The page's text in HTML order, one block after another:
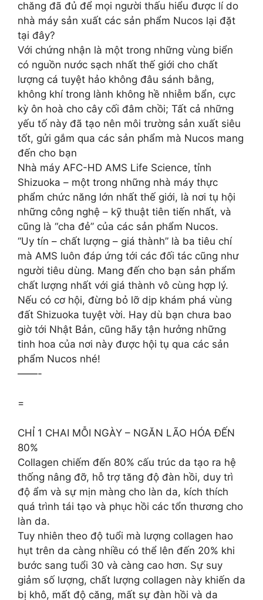
chăng đã đủ để mọi người thấu hiểu được lí do
nhà máy sản xuất các sản phẩm Nucos lại đặt
tại đây?
Với chứng nhận là một trong những vùng biển
có nguồn nước sạch nhất thế giới cho chất
lượng cá tuyệt hảo không đâu sánh bằng,
không khí trong lành không hề nhiễm bẩn, cực
kỳ ôn hoà cho cây cối đâm chồi; Tất cả những
yếu tố này đã tạo nên môi trường sản xuất siêu
tốt, gửi gắm qua các sản phẩm mà Nucos mang
đến cho bạn
Nhà máy AFC-HD AMS Life Science, tỉnh
Shizuoka – một trong những nhà máy thực
phẩm chức năng lớn nhất thế giới, là nơi tụ hội
những công nghệ – kỹ thuật tiên tiến nhất, và
cũng là “cha đẻ” của các sản phẩm Nucos.
“Uy tín – chất lượng – giá thành” là ba tiêu chí
mà AMS luôn đáp ứng tới các đối tác cũng như
người tiêu dùng. Mang đến cho bạn sản phẩm
chất lượng nhất với giá thành vô cùng hợp lý.
Nếu có cơ hội, đừng bỏ lỡ dịp khám phá vùng
đất Shizuoka tuyệt vời. Hay dù bạn chưa bao
giờ tới Nhật Bản, cũng hãy tận hưởng những
tinh hoa của nơi này được hội tụ qua các sản
phẩm Nucos nhé!
——-
=
CHỈ 1 CHAI MỖI NGÀY – NGĂN LÃO HÓA ĐẾN
80%
Collagen chiếm đến 80% cấu trúc da tạo ra hệ
thống nâng đỡ, hỗ trợ tăng độ đàn hồi, duy trì
độ ẩm và sự mịn màng cho làn da, kích thích
quá trình tái tạo và phục hồi các tổn thương cho
làn da.
Tuy nhiên theo độ tuổi mà lượng collagen hao
hụt trên da càng nhiều có thể lên đến 20% khi
bước sang tuổi 30 và càng cao hơn. Sự suy
giảm số lượng, chất lượng collagen này khiến da
bị khô, mất độ căng, mất sự đàn hồi và da